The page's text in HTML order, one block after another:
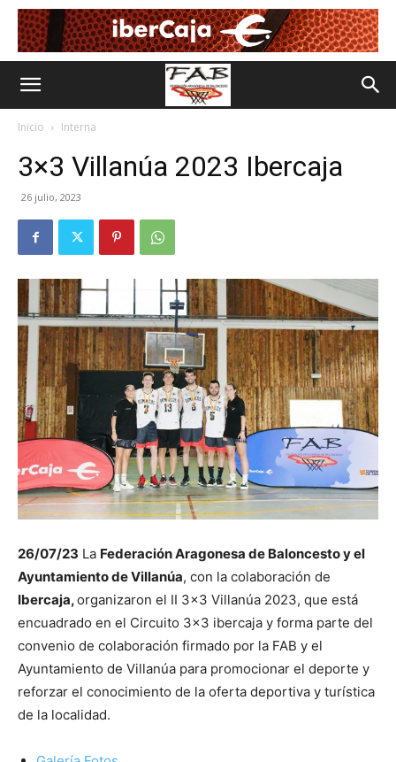
Inicio Interna
3×3 Villanúa 2023 Ibercaja
26 julio, 2023
26/07/23 La Federación Aragonesa de Baloncesto y el
Ayuntamiento de Villanúa, con la colaboración de
Ibercaja,organizaron el II 3×3 Villanúa 2023, que está
encuadrado en el Circuito 3×3 ibercaja y forma parte del
convenio de colaboración firmado por la FAB y el
Ayuntamiento de Villanúa para promocionar el deporte y
reforzar el conocimiento de la oferta deportiva y turística
de la localidad.